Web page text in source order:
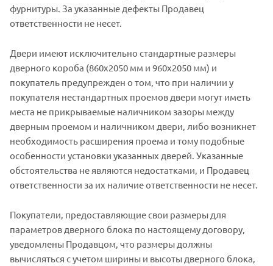
фурнитуры. За указанные дефекты Продавец
ответственности не несет.
Двери имеют исключительно стандартные размеры
дверного короба (860х2050 мм и 960х2050 мм) и
покупатель предупрежден о том, что при наличии у
покупателя нестандартных проемов двери могут иметь
места не прикрываемые наличником зазоры между
дверным проемом и наличником двери, либо возникнет
необходимость расширения проема и тому подобные
особенности установки указанных дверей. Указанные
обстоятельства не являются недостатками, и Продавец
ответственности за их наличие ответственности не несет.
Покупатели, предоставляющие свои размеры для
параметров дверного блока по настоящему договору,
уведомлены Продавцом, что размеры должны
вычисляться с учетом ширины и высоты дверного блока,